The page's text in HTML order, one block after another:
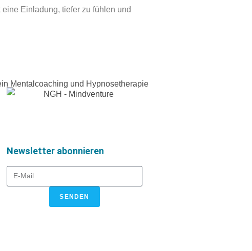
Einladung, tiefer zu fühlen und
Newsletter abonnieren
SENDEN